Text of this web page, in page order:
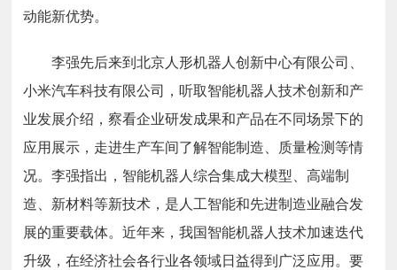
动能新优势。
李强先后来到北京人形机器人创新中心有限公司、
小米汽车科技有限公司，听取智能机器人技术创新和产
业发展介绍，察看企业研发成果和产品在不同场景下的
应用展示，走进生产车间了解智能制造、质量检测等情
况。李强指出，智能机器人综合集成大模型、高端制
造、新材料等新技术，是人工智能和先进制造业融合发
展的重要载体。近年来，我国智能机器人技术加速迭代
升级，在经济社会各行业各领域日益得到广泛应用。要